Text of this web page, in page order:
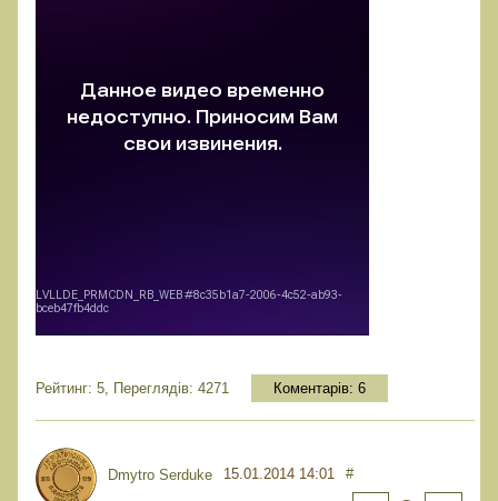
Рейтинг: 5, Переглядів: 4271 Коментарів: 6
Dmytro Serduke 15.01.2014 14:01 #